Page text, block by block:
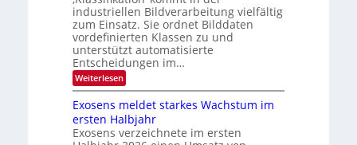
p
e
c
t
r
a
c
h
T
a
l
k
s
d
e
r
V
I
S
I
O
N
n
d
e
n
industriellen Bildverarbeitung vielfältig
zum Einsatz. Sie ordnet Bilddaten
vordefinierten Klassen zu und
unterstützt automatisierte
Entscheidungen im…
Weiterlesen:
W
n
n
d
Exosens meldet starkes Wachstum im
ersten Halbjahr
Exosens verzeichnete im ersten